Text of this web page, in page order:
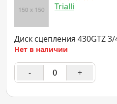
Trialli
Диск сцепления 430GTZ
Нет в наличии
- +